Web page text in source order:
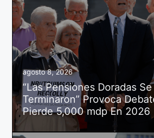
agosto 8, 2026
“Las Pensiones Doradas Se
Terminaron” Provoca
Pierde 5,000 mdp En 2026